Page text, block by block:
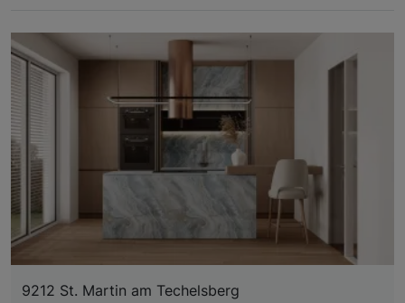
9212 St. Martin am Techelsberg